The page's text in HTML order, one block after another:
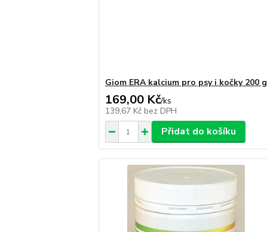
Giom ERA kalcium pro psy i kočky 200 g
169,00 Kč/ks
139,67 Kč bez DPH
Přidat do košíku